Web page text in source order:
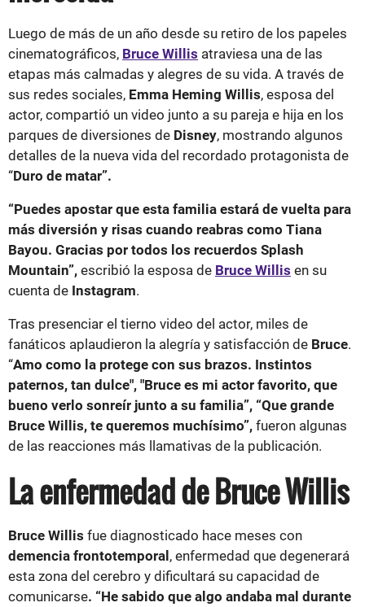
Luego de más de un año desde su retiro de los papeles
cinematográficos, Bruce Willis atraviesa una de las
etapas más calmadas y alegres de su vida. A través de
sus redes sociales, Emma Heming Willis, esposa del
actor, compartió un video junto a su pareja e hija en los
parques de diversiones de Disney, mostrando algunos
detalles de la nueva vida del recordado protagonista de
“Duro de matar”.
“Puedes apostar que esta familia estará de vuelta para
más diversión y risas cuando reabras como Tiana
Bayou. Gracias por todos los recuerdos Splash
Mountain”, escribió la esposa de Bruce Willis en su
cuenta de Instagram.
Tras presenciar el tierno video del actor, miles de
fanáticos aplaudieron la alegría y satisfacción de Bruce.
“Amo como la protege con sus brazos. Instintos
paternos, tan dulce", "Bruce es mi actor favorito, que
bueno verlo sonreír junto a su familia”, “Que grande
Bruce Willis, te queremos muchísimo”, fueron algunas
de las reacciones más llamativas de la publicación.
La enfermedad de Bruce Willis
Bruce Willis fue diagnosticado hace meses con
demencia frontotemporal, enfermedad que degenerará
esta zona del cerebro y dificultará su capacidad de
comunicarse. “He sabido que algo andaba mal durante